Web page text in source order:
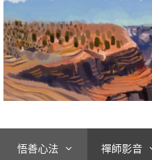
悟善心法 禪師影音